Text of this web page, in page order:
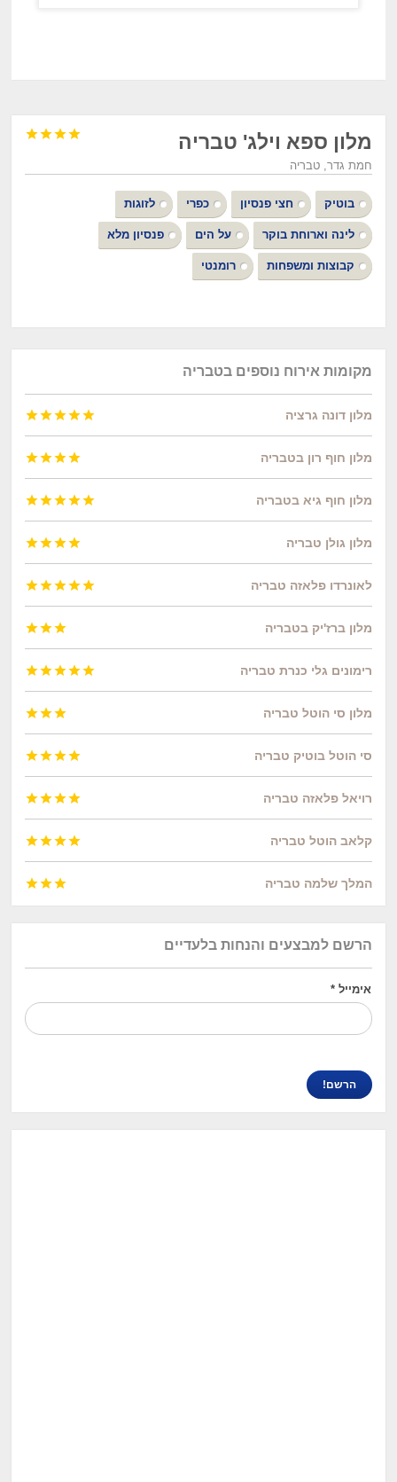
מלון ספא וילג' טבריה 



חמת גדר, טבריה
בוטיק חצי פנסיון כפרי לזוגות
לינה וארוחת בוקר על הים פנסיון מלא
קבוצות ומשפחות רומנטי
הרשם למבצעים והנחות בלעדיים
אימייל*
מקומות אירוח נוספים בטבריה
מלון דונה גרציה 




מלון חוף רון בטבריה 



מלון חוף גיא בטבריה 




מלון גולן טבריה 



לאונרדו פלאזה טבריה 




מלון ברז'יק בטבריה 


רימונים גלי כנרת טבריה 




מלון סי הוטל טבריה 


סי הוטל בוטיק טבריה 



רויאל פלאזה טבריה 



קלאב הוטל טבריה 



המלך שלמה טבריה 

